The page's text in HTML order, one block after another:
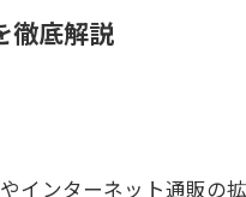
徹底解説
インターネット通販の